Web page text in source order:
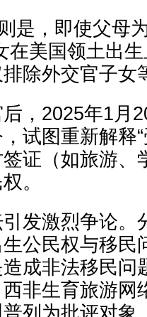
是，即使父母
在美国领土出
除外交官子女
，2025年1月
试图重新解释
证（如旅游、
。
发激烈争论。
公民权与移民
成非法移民问
非生育旅游网
列为批评对象